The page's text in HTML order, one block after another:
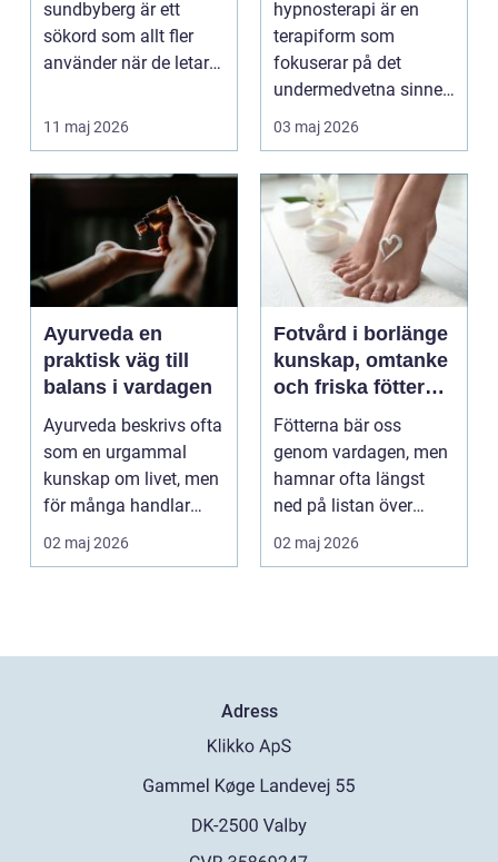
sundbyberg är ett
sökord som allt fler
använder när de letar
tillgänglig ...
11 maj 2026
hypnosterapi är en
terapiform som
fokuserar på det
undermedvetna sinnet
för att skapa djup och
hållb...
03 maj 2026
Ayurveda en
praktisk väg till
balans i vardagen
Ayurveda beskrivs ofta
som en urgammal
kunskap om livet, men
för många handlar
frågan om något
betyd...
02 maj 2026
Fotvård i borlänge
kunskap, omtanke
och friska fötter
året runt
Fötterna bär oss
genom vardagen, men
hamnar ofta längst
ned på listan över
egenvård. Många
vänjer si...
02 maj 2026
Adress